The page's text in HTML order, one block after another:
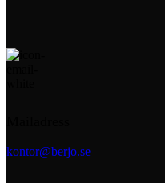
kontor@berjo.se